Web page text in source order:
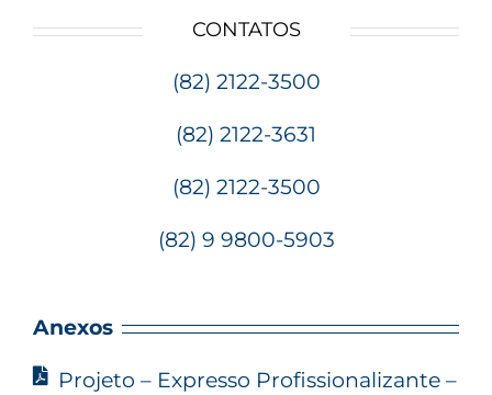
CONTATOS
(82) 2122-3500
(82) 2122-3631
(82) 2122-3500
(82) 9 9800-5903
Anexos
Projeto – Expresso Profissionalizante –